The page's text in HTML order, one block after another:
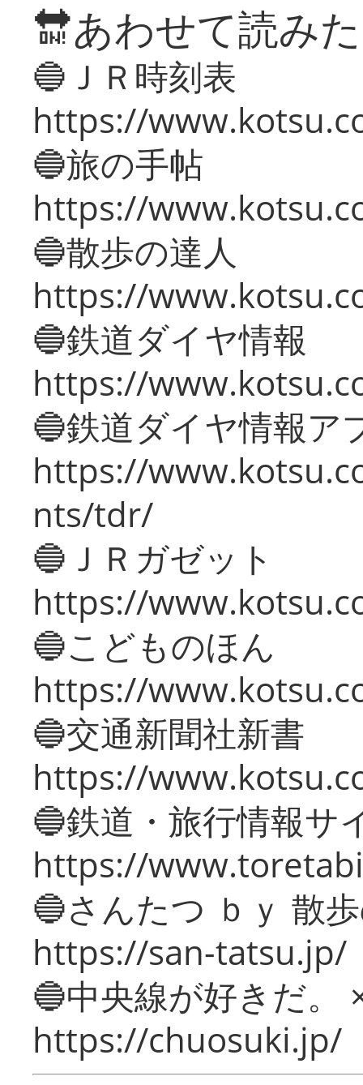
🔛あわせて読み
🔵ＪＲ時刻表
https://
🔵旅の手帖
https://
🔵散歩の達人
https://
🔵鉄道ダイヤ情報
https://
🔵鉄道ダイヤ情報ア
https://
nts/tdr/
🔵ＪＲガゼット
https://
🔵こどものほん
https://
🔵交通新聞社新書
https://
🔵鉄道・旅行情報サ
https://
🔵さんたつ ｂｙ 散
https://san-tatsu.jp/
🔵中央線が好きだ。
https://chuosuki.jp/